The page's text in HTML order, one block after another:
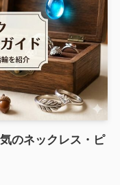
のネックレス・ピ